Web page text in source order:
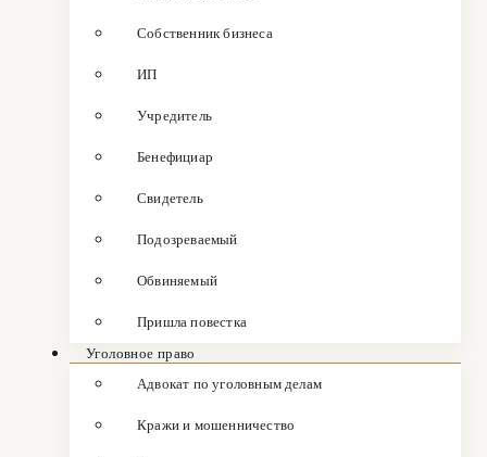
Собственник бизнеса
ИП
Учредитель
Бенефициар
Свидетель
Подозреваемый
Обвиняемый
Пришла повестка
Уголовное право
Адвокат по уголовным делам
Кражи и мошенничество